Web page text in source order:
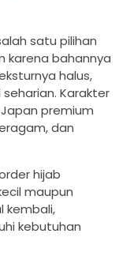
satu pilihan
karena bahannya
halus,
Karakter
premium
dan
hijab
maupun
kembali,
kebutuhan